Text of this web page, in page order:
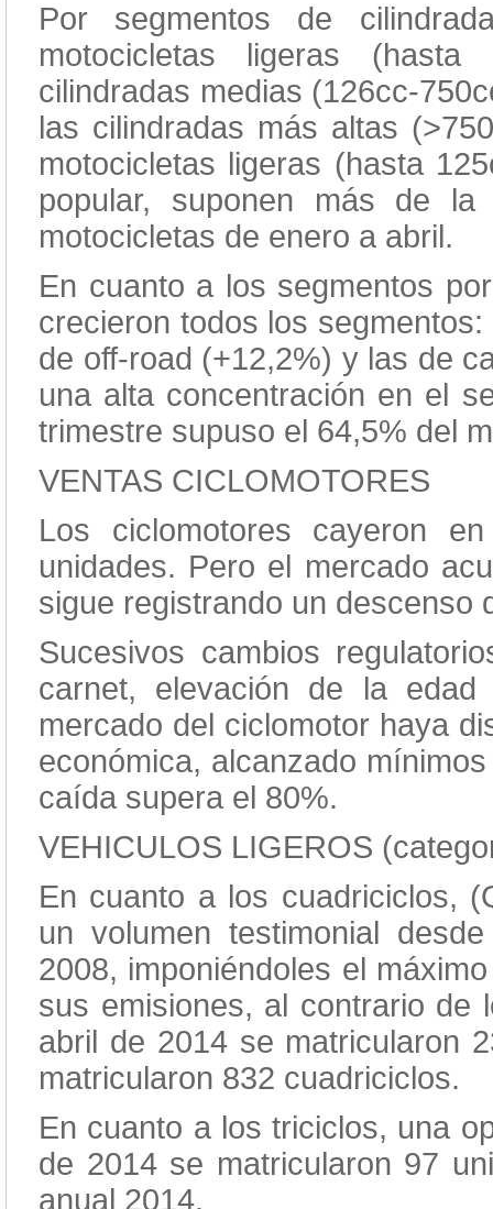
Por segmentos de
motocicletas ligeras
cilindradas medias (126cc-
las cilindradas más altas
motocicletas ligeras (hasta
popular, suponen más de
motocicletas de enero a abril.
En cuanto a los segmentos
crecieron todos los
de off-road (+12,2%) y las de
una alta concentración en el
trimestre supuso el 64,5% del
VENTAS CICLOMOTORES
Los ciclomotores cayeron
unidades. Pero el mercado
sigue registrando un
Sucesivos cambios
carnet, elevación de la
mercado del ciclomotor haya
económica, alcanzado
caída supera el 80%.
VEHICULOS LIGEROS
En cuanto a los cuadriciclos,
un volumen testimonial
2008, imponiéndoles el
sus emisiones, al contrario de
abril de 2014 se matricularon
matricularon 832 cuadriciclos.
En cuanto a los triciclos, una
de 2014 se matricularon 97
anual 2014.